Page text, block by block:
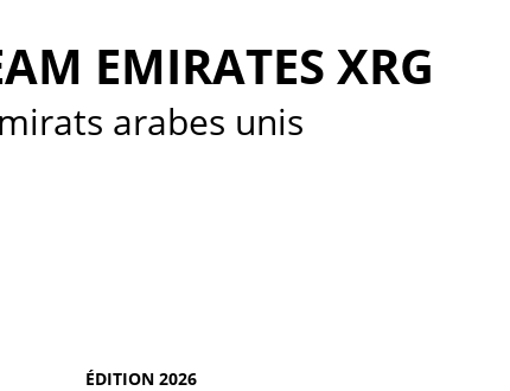
EMIRATES XRG
arabes unis
ÉDITION 2026